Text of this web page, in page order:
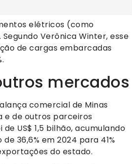
elétricos (como
Verônica Winter, esse
de cargas embarcadas
mercados
comercial de Minas
e de outros parceiros
US$ 1,5 bilhão, acumulando
36,6% em 2024 para 41%
do estado.